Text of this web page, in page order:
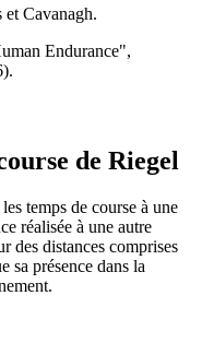
et Cavanagh.
Endurance",
de Riegel
temps de course à une
réalisée à une autre
des distances comprises
sa présence dans la